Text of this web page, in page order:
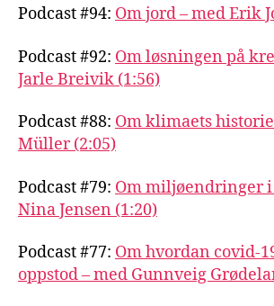
Podcast #94: Om jord – med Erik
Podcast #92: Om løsningen på
Jarle Breivik (1:56)
Podcast #88: Om klimaets
Müller (2:05)
Podcast #79: Om miljøendringer i
Nina Jensen (1:20)
Podcast #77: Om hvordan covid-
oppstod – med Gunnveig